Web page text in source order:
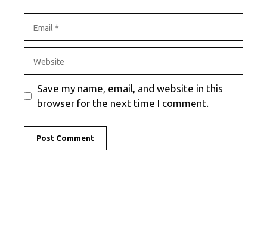
Save my name, email, and website in this
browser for the next time I comment.